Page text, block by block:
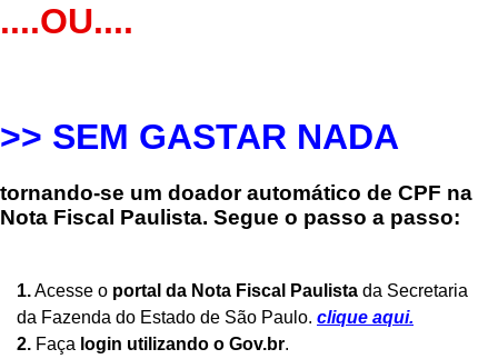
....OU....
>> SEM GASTAR NADA
tornando-se um doador automático de CPF na
Nota Fiscal Paulista. Segue o passo a passo:
1.Acesse o portal da Nota Fiscal Paulista da Secretaria
da Fazenda do Estado de São Paulo. clique aqui.
2. Faça login utilizando o Gov.br.